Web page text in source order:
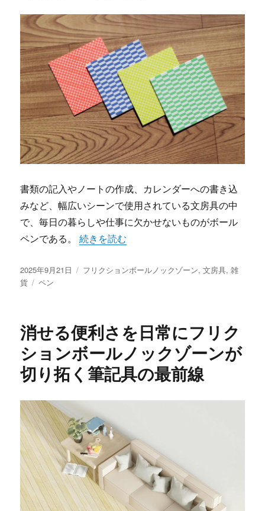
書類の記入やノートの作成、カレンダーへの書き込
みなど、幅広いシーンで使用されている文房具の中
で、毎日の暮らしや仕事に欠かせないものがボール
ペンである。“失敗を恐れず自由に書ける時代へ消せる
続きを読む
投
稿
2025年9月21日
カ
フリクションボールノックゾーン,文房具,雑
貨
タ
ペン
消せる便利さを日常にフリク
ションボールノックゾーンが
切り拓く筆記具の最前線